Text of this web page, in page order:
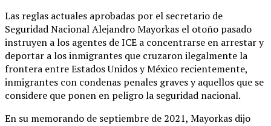
Las reglas actuales aprobadas por el secretario de
Seguridad Nacional Alejandro Mayorkas el otoño pasado
instruyen a los agentes de ICE a concentrarse en arrestar y
deportar a los inmigrantes que cruzaron ilegalmente la
frontera entre Estados Unidos y México recientemente,
inmigrantes con condenas penales graves y aquellos que se
considere que ponen en peligro la seguridad nacional.
En su memorando de septiembre de 2021, Mayorkas dijo